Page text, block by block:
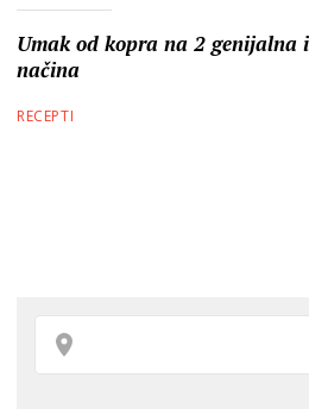
Umak od kopra na 2 genijalna
načina
RECEPTI